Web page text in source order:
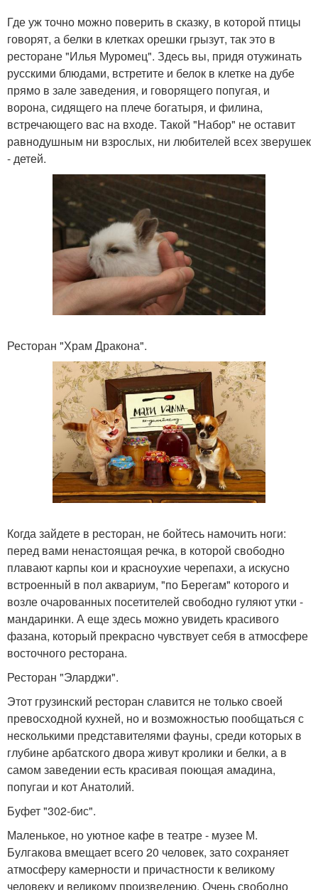
Где уж точно можно поверить в сказку, в которой птицы
говорят, а белки в клетках орешки грызут, так это в
ресторане "Илья Муромец". Здесь вы, придя отужинать
русскими блюдами, встретите и белок в клетке на дубе
прямо в зале заведения, и говорящего попугая, и
ворона, сидящего на плече богатыря, и филина,
встречающего вас на входе. Такой "Набор" не оставит
равнодушным ни взрослых, ни любителей всех зверушек
- детей.
Ресторан "Храм Дракона".
Когда зайдете в ресторан, не бойтесь намочить ноги:
перед вами ненастоящая речка, в которой свободно
плавают карпы кои и красноухие черепахи, а искусно
встроенный в пол аквариум, "по Берегам" которого и
возле очарованных посетителей свободно гуляют утки -
мандаринки. А еще здесь можно увидеть красивого
фазана, который прекрасно чувствует себя в атмосфере
восточного ресторана.
Ресторан "Эларджи".
Этот грузинский ресторан славится не только своей
превосходной кухней, но и возможностью пообщаться с
несколькими представителями фауны, среди которых в
глубине арбатского двора живут кролики и белки, а в
самом заведении есть красивая поющая амадина,
попугаи и кот Анатолий.
Буфет "302-бис".
Маленькое, но уютное кафе в театре - музее М.
Булгакова вмещает всего 20 человек, зато сохраняет
атмосферу камерности и причастности к великому
человеку и великому произведению. Очень свободно